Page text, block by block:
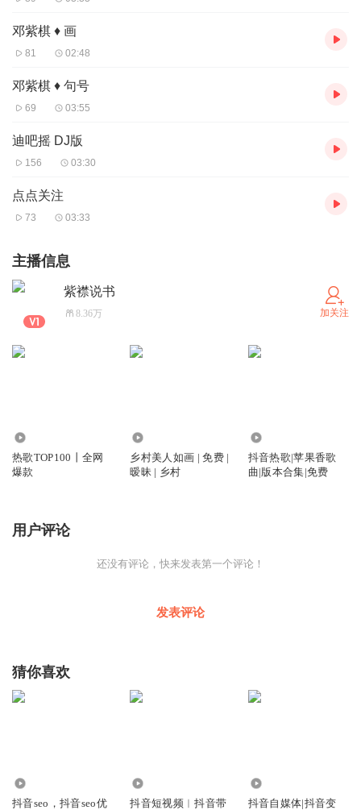
邓紫棋 ♦ 画
81 02:48
邓紫棋 ♦ 句号
69 03:55
迪吧摇 DJ版
156 03:30
点点关注
73 03:33
主播信息
紫襟说书
8.36万 加关注
热歌TOP100丨全网
爆款
乡村美人如画 | 免费 |
暧昧 | 乡村
抖音热歌|苹果香歌
曲|版本合集|免费
用户评论
还没有评论，快来发表第一个评论！
发表评论
猜你喜欢
抖音seo，抖音seo优
抖音短视频︱抖音带
抖音自媒体|抖音变